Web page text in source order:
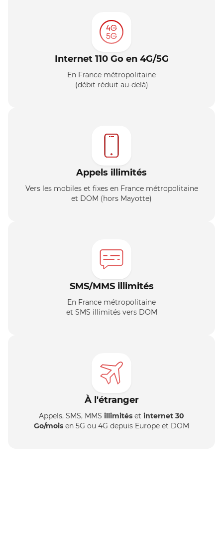
Internet 110 Go en 4G/5G
En France métropolitaine
(débit réduit au-delà)
Appels illimités
Vers les mobiles et fixes en France métropolitaine
et DOM (hors Mayotte)
SMS/MMS illimités
En France métropolitaine
et SMS illimités vers DOM
À l'étranger
Appels, SMS, MMS illimités et internet 30
Go/mois en 5G ou 4G depuis Europe et DOM